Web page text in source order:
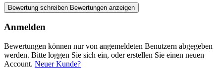
Bewertung schreiben Bewertungen anzeigen
Anmelden
Bewertungen können nur von angemeldeten Benutzern abgegeben
werden. Bitte loggen Sie sich ein, oder erstellen Sie einen neuen
Account. Neuer Kunde?